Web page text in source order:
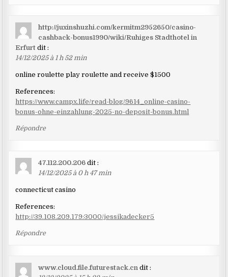
http://juxinshuzhi.com/kermitm2952650/casino-
cashback-bonus1990/wiki/Ruhiges Stadthotel in
Erfurt dit :
14/12/2025 à 1 h 52 min
online roulette play roulette and receive $1500
References:
https://www.campx.life/read-blog/9614_online-casino-
bonus-ohne-einzahlung-2025-no-deposit-bonus.html
Répondre
47.112.200.206 dit :
14/12/2025 à 0 h 47 min
connecticut casino
References:
http://39.108.209.179:3000/jessikadecker5
Répondre
www.cloud.file.futurestack.cn dit :